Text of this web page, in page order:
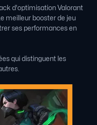
d'optimisation Valorant
meilleur booster de jeu
ses performances en
qui distinguent les